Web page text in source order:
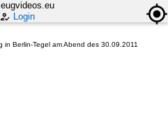
Login
in Berlin-Tegel am Abend des 30.09.2011